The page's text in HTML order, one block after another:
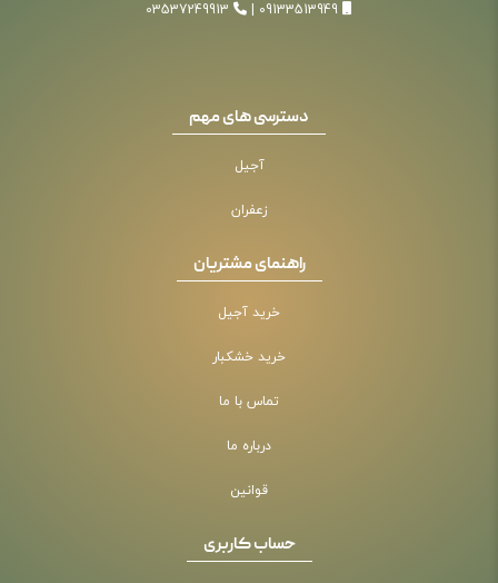
09133513949
03537249913
دسترسی های مهم
آجیل
زعفران
راهنمای مشتریان
خرید آجیل
خرید خشکبار
تماس با ما
درباره ما
قوانین
حساب کاربری